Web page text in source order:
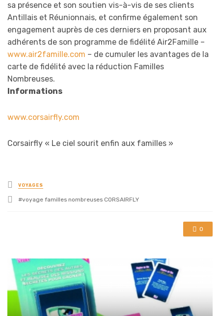
sa présence et son soutien vis-à-vis de ses clients
Antillais et Réunionnais, et confirme également son
engagement auprès de ces derniers en proposant aux
adhérents de son programme de fidélité Air2Famille –
www.air2famille.com – de cumuler les avantages de la
carte de fidélité avec la réduction Familles
Nombreuses.
Informations
www.corsairfly.com
Corsairfly « Le ciel sourit enfin aux familles »
Posted
in
VOYAGES
Tagged
voyage familles nombreuses CORSAIRFLY
0